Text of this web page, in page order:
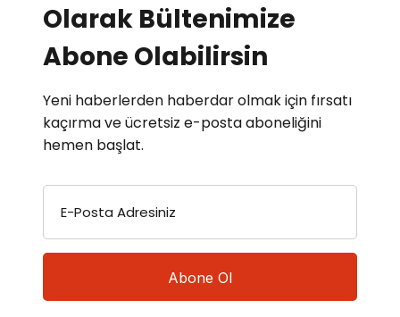
Olarak Bültenimize
Abone Olabilirsin
Yeni haberlerden haberdar olmak için fırsatı
kaçırma ve ücretsiz e-posta aboneliğini
hemen başlat.
E-Posta Adresiniz